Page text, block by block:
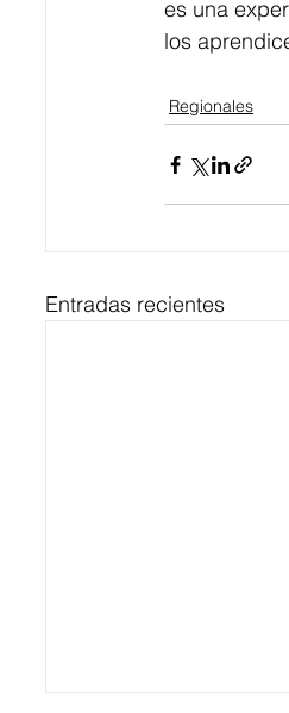
es una
los
Regionales
Entradas recientes